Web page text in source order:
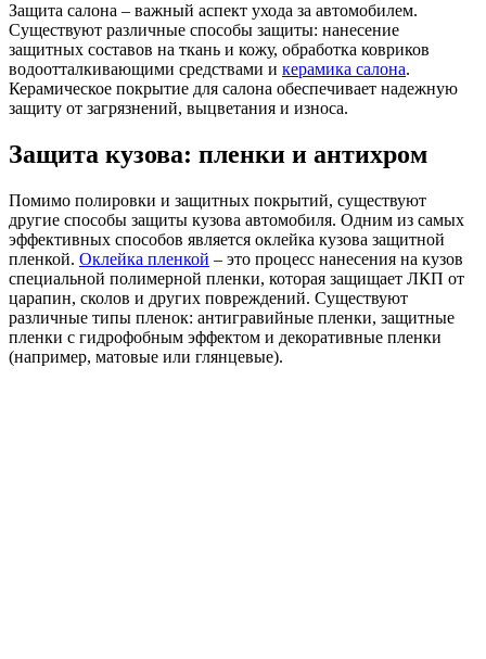
Защита салона – важный аспект ухода за автомобилем.
Существуют различные способы защиты: нанесение
защитных составов на ткань и кожу, обработка ковриков
водоотталкивающими средствами и керамика салона.
Керамическое покрытие для салона обеспечивает надежную
защиту от загрязнений, выцветания и износа.
Защита кузова: пленки и антихром
Помимо полировки и защитных покрытий, существуют
другие способы защиты кузова автомобиля. Одним из самых
эффективных способов является оклейка кузова защитной
пленкой. Оклейка пленкой – это процесс нанесения на кузов
специальной полимерной пленки, которая защищает ЛКП от
царапин, сколов и других повреждений. Существуют
различные типы пленок: антигравийные пленки, защитные
пленки с гидрофобным эффектом и декоративные пленки
(например, матовые или глянцевые).